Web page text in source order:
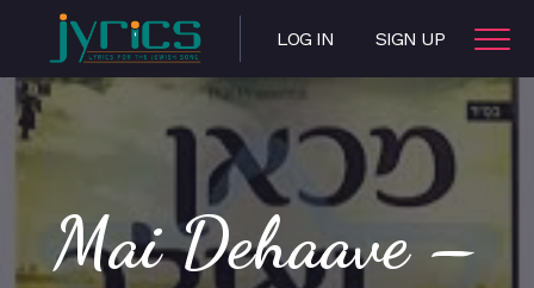
LOG IN SIGN UP
Mai Dehaave –